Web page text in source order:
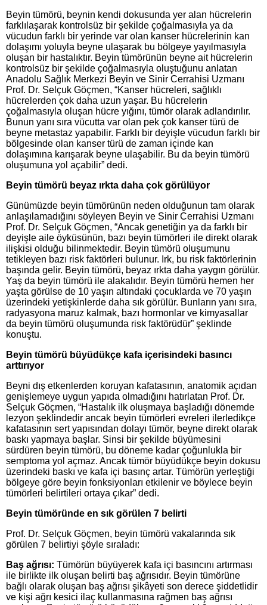
Beyin tümörü, beynin kendi dokusunda yer alan hücrelerin
farklılaşarak kontrolsüz bir şekilde çoğalmasıyla ya da
vücudun farklı bir yerinde var olan kanser hücrelerinin kan
dolaşımı yoluyla beyne ulaşarak bu bölgeye yayılmasıyla
oluşan bir hastalıktır. Beyin tümörünün beyne ait hücrelerin
kontrolsüz bir şekilde çoğalmasıyla oluştuğunu anlatan
Anadolu Sağlık Merkezi Beyin ve Sinir Cerrahisi Uzmanı
Prof. Dr. Selçuk Göçmen, “Kanser hücreleri, sağlıklı
hücrelerden çok daha uzun yaşar. Bu hücrelerin
çoğalmasıyla oluşan hücre yığını, tümör olarak adlandırılır.
Bunun yanı sıra vücutta var olan pek çok kanser türü de
beyne metastaz yapabilir. Farklı bir deyişle vücudun farklı bir
bölgesinde olan kanser türü de zaman içinde kan
dolaşımına karışarak beyne ulaşabilir. Bu da beyin tümörü
oluşumuna yol açabilir” dedi.
Beyin tümörü beyaz ırkta daha çok görülüyor
Günümüzde beyin tümörünün neden olduğunun tam olarak
anlaşılamadığını söyleyen Beyin ve Sinir Cerrahisi Uzmanı
Prof. Dr. Selçuk Göçmen, “Ancak genetiğin ya da farklı bir
deyişle aile öyküsünün, bazı beyin tümörleri ile direkt olarak
ilişkisi olduğu bilinmektedir. Beyin tümörü oluşumunu
tetikleyen bazı risk faktörleri bulunur. Irk, bu risk faktörlerinin
başında gelir. Beyin tümörü, beyaz ırkta daha yaygın görülür.
Yaş da beyin tümörü ile alakalıdır. Beyin tümörü hemen her
yaşta görülse de 10 yaşın altındaki çocuklarda ve 70 yaşın
üzerindeki yetişkinlerde daha sık görülür. Bunların yanı sıra,
radyasyona maruz kalmak, bazı hormonlar ve kimyasallar
da beyin tümörü oluşumunda risk faktörüdür” şeklinde
konuştu.
Beyin tümörü büyüdükçe kafa içerisindeki basıncı
arttırıyor
Beyni dış etkenlerden koruyan kafatasının, anatomik açıdan
genişlemeye uygun yapıda olmadığını hatırlatan Prof. Dr.
Selçuk Göçmen, “Hastalık ilk oluşmaya başladığı dönemde
lezyon şeklindedir ancak beyin tümörleri evreleri ilerledikçe
kafatasının sert yapısından dolayı tümör, beyne direkt olarak
baskı yapmaya başlar. Sinsi bir şekilde büyümesini
sürdüren beyin tümörü, bu döneme kadar çoğunlukla bir
semptoma yol açmaz. Ancak tümör büyüdükçe beyin dokusu
üzerindeki baskı ve kafa içi basınç artar. Tümörün yerleştiği
bölgeye göre beyin fonksiyonları etkilenir ve böylece beyin
tümörleri belirtileri ortaya çıkar” dedi.
Beyin tümöründe en sık görülen 7 belirti
Prof. Dr. Selçuk Göçmen, beyin tümörü vakalarında sık
görülen 7 belirtiyi şöyle sıraladı:
Baş ağrısı: Tümörün büyüyerek kafa içi basıncını artırması
ile birlikte ilk oluşan belirti baş ağrısıdır. Beyin tümörüne
bağlı olarak oluşan baş ağrısı şikâyeti son derece şiddetlidir
ve kişi ağrı kesici ilaç kullanmasına rağmen baş ağrısı